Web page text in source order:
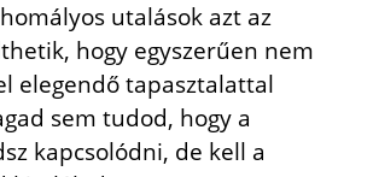
utalások azt az
hogy egyszerűen nem
elegendő tapasztalattal
sem tudod, hogy a
kapcsolódni, de kell a